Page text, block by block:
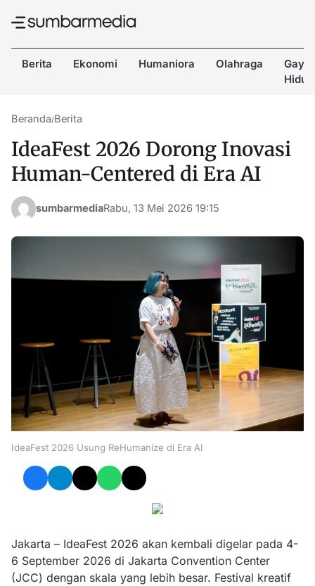
Berita Ekonomi Humaniora Olahraga
Gaya
Hidup
Beranda/Berita
IdeaFest 2026 Dorong Inovasi
Human-Centered di Era AI
sumbarmediaRabu, 13 Mei 2026 19:15
IdeaFest 2026 Usung ReHumanize di Era AI
Jakarta – IdeaFest 2026 akan kembali digelar pada 4-
6 September 2026 di Jakarta Convention Center
(JCC) dengan skala yang lebih besar. Festival kreatif